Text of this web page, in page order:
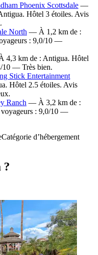
Phoenix Scottsdale —
Hôtel 3 étoiles. Avis
North — À 1,2 km de :
: 9,0/10 —
4,3 km de : Antigua. Hôtel
10 — Très bien.
Stick Entertainment
Hôtel 2.5 étoiles. Avis
Ranch — À 3,2 km de :
: 9,0/10 —
Catégorie d’hébergement
?